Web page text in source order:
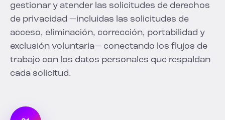
gestionar y atender las solicitudes de derechos
de privacidad —incluidas las solicitudes de
acceso, eliminación, corrección, portabilidad y
exclusión voluntaria— conectando los flujos de
trabajo con los datos personales que respaldan
cada solicitud.